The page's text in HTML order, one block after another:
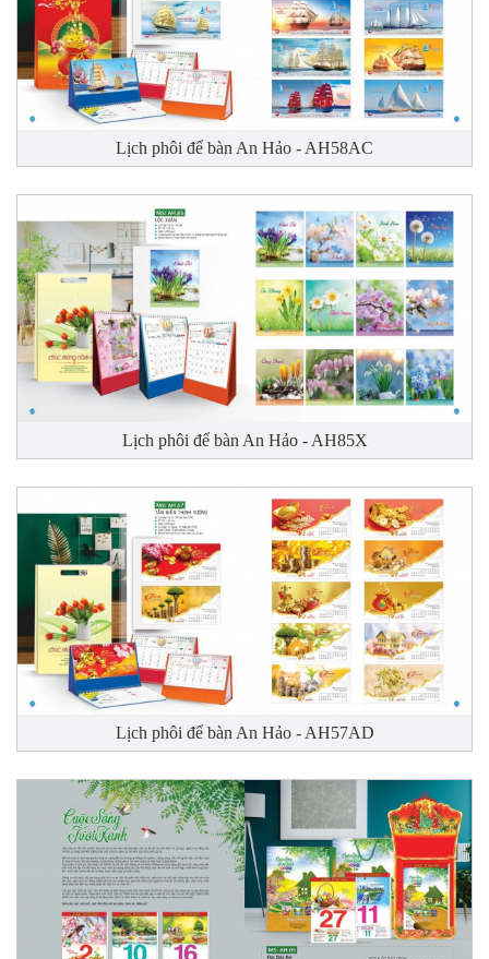
Lịch phôi để bàn An Hảo - AH58AC
Lịch phôi để bàn An Hảo - AH85X
Lịch phôi để bàn An Hảo - AH57AD